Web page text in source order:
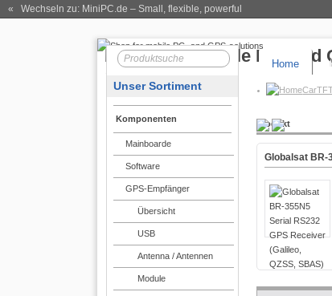
« Wechseln zu: MiniPC.de – Small, flexible, powerful
Home
Unser Sortiment
Komponenten
Mainboarde
Software
GPS-Empfänger
Übersicht
USB
Antenna / Antennen
Module
Produkt
Globalsat BR-